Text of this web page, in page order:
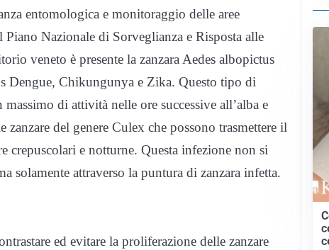
entomologica e monitoraggio delle aree
Piano Nazionale di Sorveglianza e Risposta alle
veneto è presente la zanzara Aedes albopictus
Dengue, Chikungunya e Zika. Questo tipo di
di attività nelle ore successive all’alba e
del genere Culex che possono trasmettere il
crepuscolari e notturne. Questa infezione non si
solamente attraverso la puntura di zanzara infetta.
ed evitare la proliferazione delle zanzare